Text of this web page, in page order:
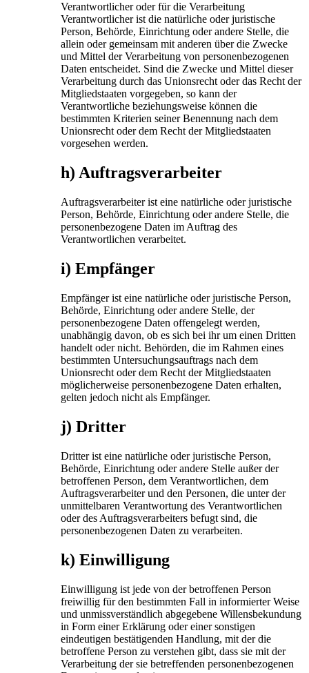
Verantwortlicher oder für die Verarbeitung
Verantwortlicher ist die natürliche oder juristische
Person, Behörde, Einrichtung oder andere Stelle, die
allein oder gemeinsam mit anderen über die Zwecke
und Mittel der Verarbeitung von personenbezogenen
Daten entscheidet. Sind die Zwecke und Mittel dieser
Verarbeitung durch das Unionsrecht oder das Recht der
Mitgliedstaaten vorgegeben, so kann der
Verantwortliche beziehungsweise können die
bestimmten Kriterien seiner Benennung nach dem
Unionsrecht oder dem Recht der Mitgliedstaaten
vorgesehen werden.
h) Auftragsverarbeiter
Auftragsverarbeiter ist eine natürliche oder juristische
Person, Behörde, Einrichtung oder andere Stelle, die
personenbezogene Daten im Auftrag des
Verantwortlichen verarbeitet.
i) Empfänger
Empfänger ist eine natürliche oder juristische Person,
Behörde, Einrichtung oder andere Stelle, der
personenbezogene Daten offengelegt werden,
unabhängig davon, ob es sich bei ihr um einen Dritten
handelt oder nicht. Behörden, die im Rahmen eines
bestimmten Untersuchungsauftrags nach dem
Unionsrecht oder dem Recht der Mitgliedstaaten
möglicherweise personenbezogene Daten erhalten,
gelten jedoch nicht als Empfänger.
j) Dritter
Dritter ist eine natürliche oder juristische Person,
Behörde, Einrichtung oder andere Stelle außer der
betroffenen Person, dem Verantwortlichen, dem
Auftragsverarbeiter und den Personen, die unter der
unmittelbaren Verantwortung des Verantwortlichen
oder des Auftragsverarbeiters befugt sind, die
personenbezogenen Daten zu verarbeiten.
k) Einwilligung
Einwilligung ist jede von der betroffenen Person
freiwillig für den bestimmten Fall in informierter Weise
und unmissverständlich abgegebene Willensbekundung
in Form einer Erklärung oder einer sonstigen
eindeutigen bestätigenden Handlung, mit der die
betroffene Person zu verstehen gibt, dass sie mit der
Verarbeitung der sie betreffenden personenbezogenen